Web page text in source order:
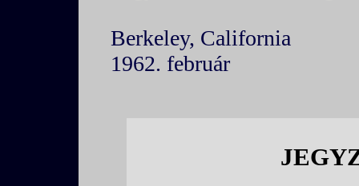
Berkeley, California
1962. február